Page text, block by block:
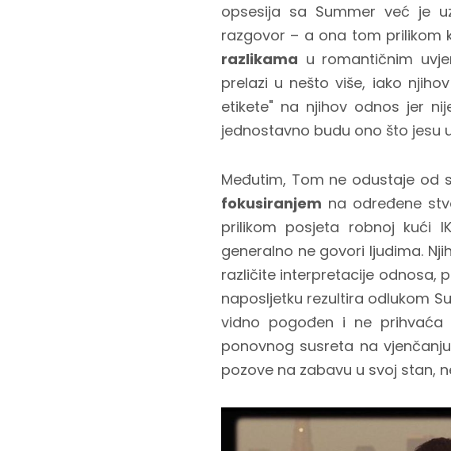
opsesija sa Summer već je
razgovor – a ona tom prilikom
razlikama u romantičnim
prelazi u nešto više, iako
etikete" na njihov odnos jer
jednostavno budu ono što jesu
Međutim, Tom ne odustaje od
fokusiranjem na određene
prilikom posjeta robnoj kući
generalno ne govori ljudima.
različite interpretacije odnosa,
naposljetku rezultira odlukom
vidno pogođen i ne
ponovnog susreta na
pozove na zabavu u svoj stan,